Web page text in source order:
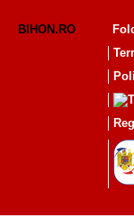
BIHON.RO